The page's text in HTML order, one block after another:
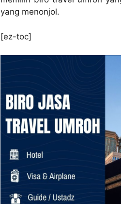
yang menonjol.
[ez-toc]